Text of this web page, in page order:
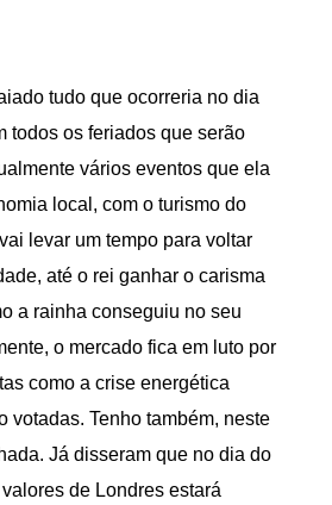
tudo que ocorreria no dia
todos os feriados que serão
vários eventos que ela
local, com o turismo do
levar um tempo para voltar
até o rei ganhar o carisma
a rainha conseguiu no seu
o mercado fica em luto por
como a crise energética
votadas. Tenho também, neste
Já disseram que no dia do
de Londres estará